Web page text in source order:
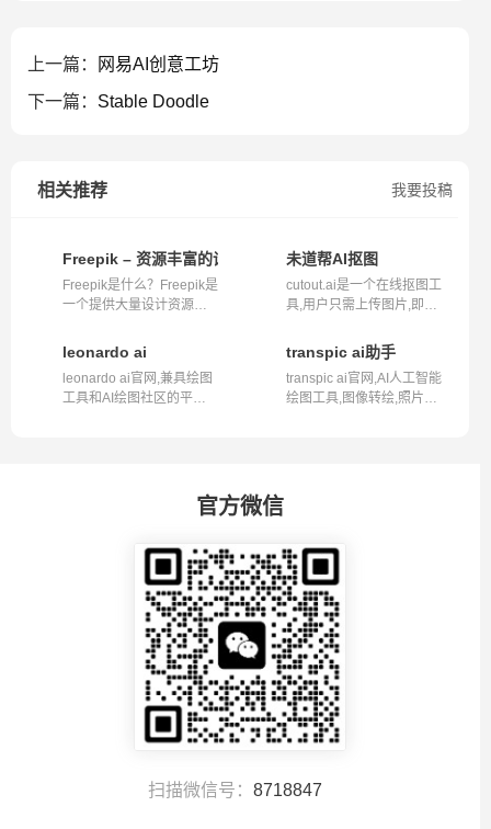
上一篇：
网易AI创意工坊
下一篇： Stable Doodle
我要投稿
相关推荐
Freepik – 资源丰富的设计工具平台
Freepik是什么？Freepik是
一个提供大量设计资源的
未道帮AI抠图
cutout.ai是一个在线抠图工
具,用户只需上传图片,即可
leonardo ai
leonardo ai官网,兼具绘图
工具和AI绘图社区的平台,
transpic ai助手
transpic ai官网,AI人工智能
绘图工具,图像转绘,照片转
官方微信
扫描微信号： 8718847